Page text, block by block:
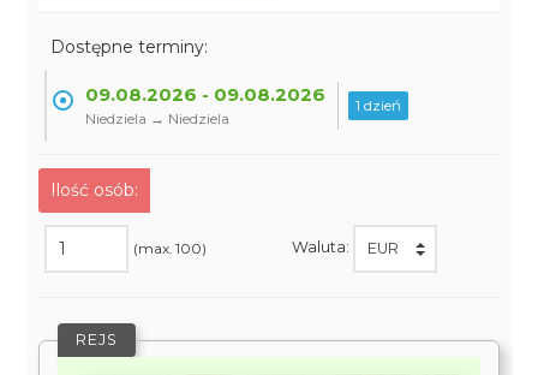
Dostępne terminy:
09.08.2026 - 09.08.2026
Niedziela → Niedziela
1 dzień
Ilość osób:
(max. 100) Waluta:
REJS